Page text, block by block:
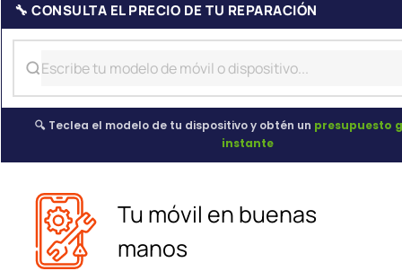
🔧 CONSULTA EL PRECIO DE TU REPARACIÓN
🔍 Teclea el modelo de tu dispositivo y obtén un presupuesto
instante
Tu móvil en buenas
manos